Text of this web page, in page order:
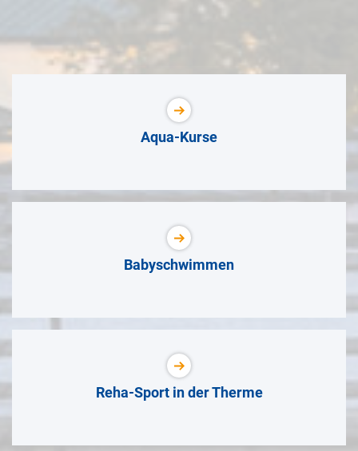
Aqua-Kurse
Babyschwimmen
Reha-Sport in der Therme